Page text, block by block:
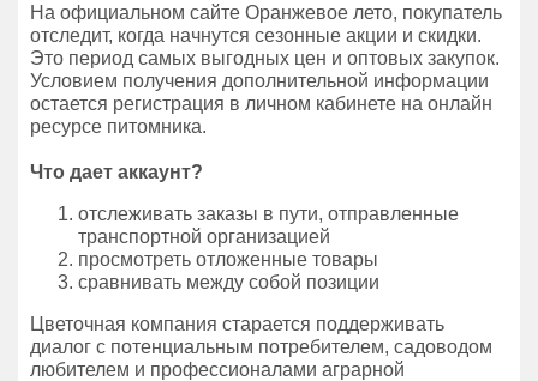
На официальном сайте Оранжевое лето, покупатель
отследит, когда начнутся сезонные акции и скидки.
Это период самых выгодных цен и оптовых закупок.
Условием получения дополнительной информации
остается регистрация в личном кабинете на онлайн
ресурсе питомника.
Что дает аккаунт?
отслеживать заказы в пути, отправленные
транспортной организацией
просмотреть отложенные товары
сравнивать между собой позиции
Цветочная компания старается поддерживать
диалог с потенциальным потребителем, садоводом
любителем и профессионалами аграрной